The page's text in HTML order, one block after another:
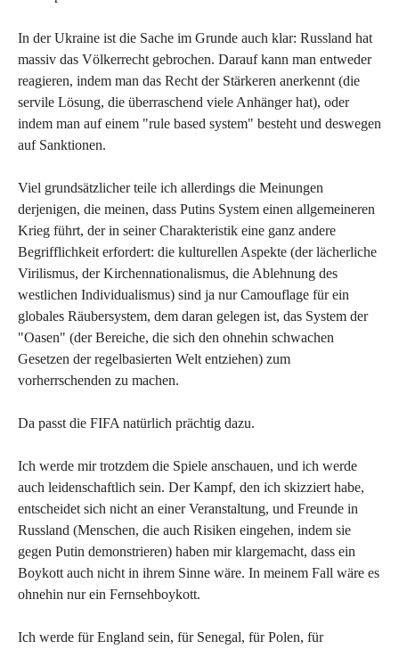
In der Ukraine ist die Sache im Grunde auch klar: Russland hat
massiv das Völkerrecht gebrochen. Darauf kann man entweder
reagieren, indem man das Recht der Stärkeren anerkennt (die
servile Lösung, die überraschend viele Anhänger hat), oder
indem man auf einem "rule based system" besteht und deswegen
auf Sanktionen.
Viel grundsätzlicher teile ich allerdings die Meinungen
derjenigen, die meinen, dass Putins System einen allgemeineren
Krieg führt, der in seiner Charakteristik eine ganz andere
Begrifflichkeit erfordert: die kulturellen Aspekte (der lächerliche
Virilismus, der Kirchennationalismus, die Ablehnung des
westlichen Individualismus) sind ja nur Camouflage für ein
globales Räubersystem, dem daran gelegen ist, das System der
"Oasen" (der Bereiche, die sich den ohnehin schwachen
Gesetzen der regelbasierten Welt entziehen) zum
vorherrschenden zu machen.
Da passt die FIFA natürlich prächtig dazu.
Ich werde mir trotzdem die Spiele anschauen, und ich werde
auch leidenschaftlich sein. Der Kampf, den ich skizziert habe,
entscheidet sich nicht an einer Veranstaltung, und Freunde in
Russland (Menschen, die auch Risiken eingehen, indem sie
gegen Putin demonstrieren) haben mir klargemacht, dass ein
Boykott auch nicht in ihrem Sinne wäre. In meinem Fall wäre es
ohnehin nur ein Fernsehboykott.
Ich werde für England sein, für Senegal, für Polen, für